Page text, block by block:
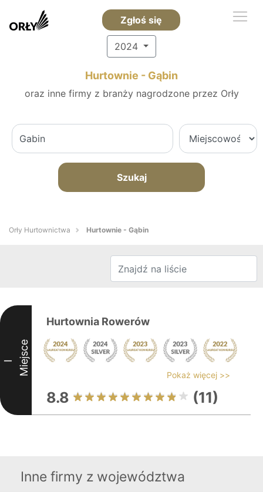
Zgłoś się
2024
Hurtownie - Gąbin
oraz inne firmy z branży nagrodzone przez Orły
Szukaj
Orły Hurtownictwa Hurtownie - Gąbin
I Miejsce
Hurtownia Rowerów
Pokaż więcej >>
8.8 (11)
Inne firmy z województwa